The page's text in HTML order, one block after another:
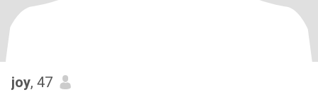
joy, 47